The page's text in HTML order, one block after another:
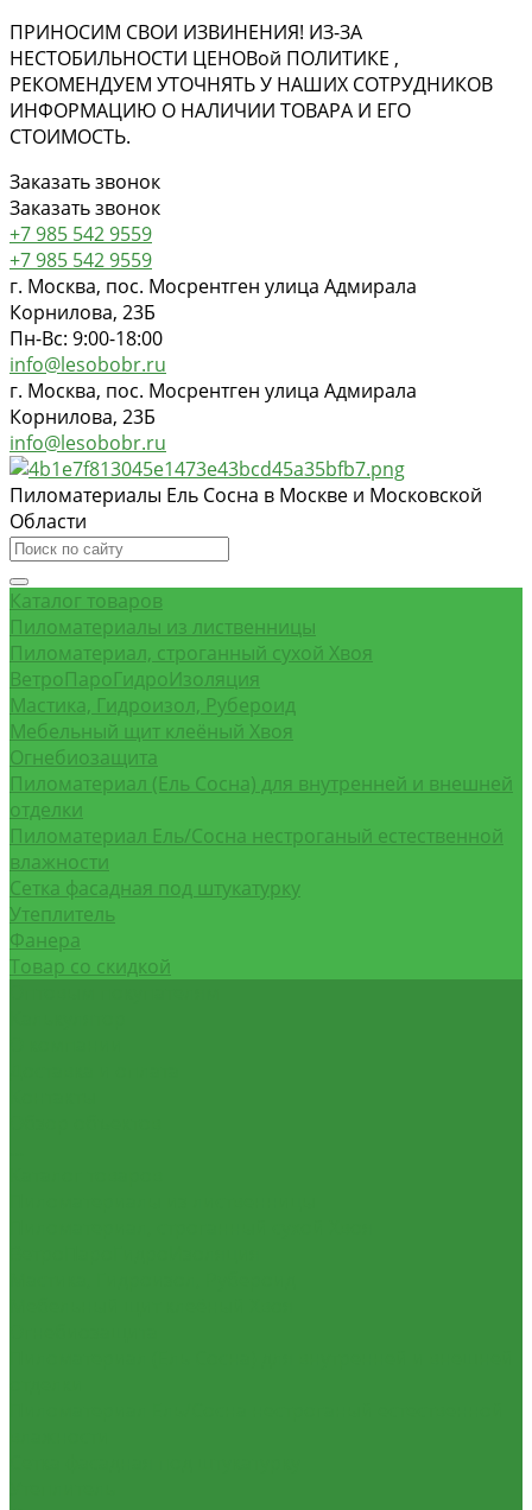
ПРИНОСИМ СВОИ ИЗВИНЕНИЯ! ИЗ-ЗА
НЕСТОБИЛЬНОСТИ ЦЕНОВой ПОЛИТИКЕ ,
РЕКОМЕНДУЕМ УТОЧНЯТЬ У НАШИХ СОТРУДНИКОВ
ИНФОРМАЦИЮ О НАЛИЧИИ ТОВАРА И ЕГО
СТОИМОСТЬ.
Заказать звонок
Заказать звонок
+7 985 542 9559
+7 985 542 9559
г. Москва, пос. Мосрентген улица Адмирала
Корнилова, 23Б
Пн-Вс: 9:00-18:00
info@lesobobr.ru
г. Москва, пос. Мосрентген улица Адмирала
Корнилова, 23Б
info@lesobobr.ru
Пиломатериалы Ель Сосна в Москве и Московской
Области
Каталог товаров
Пиломатериалы из лиственницы
Пиломатериал, строганный сухой Хвоя
ВетроПароГидроИзоляция
Мастика, Гидроизол, Рубероид
Мебельный щит клеёный Хвоя
Огнебиозащита
Пиломатериал (Ель Сосна) для внутренней и внешней
отделки
Пиломатериал Ель/Сосна нестроганый естественной
влажности
Сетка фасадная под штукатурку
Утеплитель
Фанера
Товар со скидкой